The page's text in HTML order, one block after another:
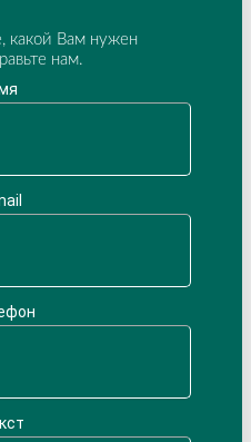
какой Вам нужен
нам.